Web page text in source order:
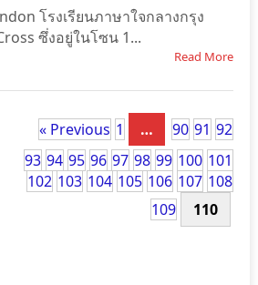
โรงเรียนภาษาใจกลางกรุง
ซึ่งอยู่ในโซน 1...
Read More
« Previous 1 … 90 91 92
93 94 95 96 97 98 99 100 101
102 103 104 105 106 107 108
109
110